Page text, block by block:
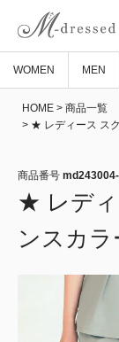
WOMEN MEN
HOME
商品一覧
★ レディース ス
商品番号
★ レディ
ンスカ